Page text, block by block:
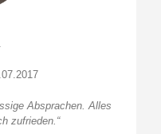
.07.2017
Absprachen. Alles
zufrieden. “